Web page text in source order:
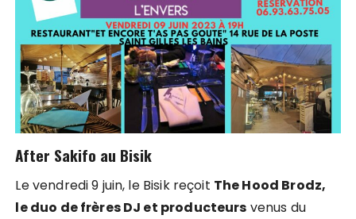
After Sakifo au Bisik
Le vendredi 9 juin, le Bisik reçoit The Hood Brodz,
le duo de frères DJ et producteurs venus du